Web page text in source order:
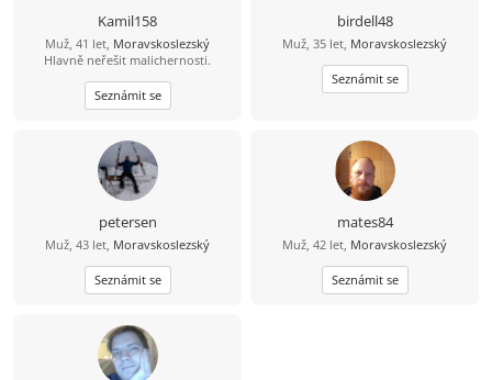
Kamil158
Muž, 41 let, Moravskoslezský
Hlavně neřešit malichernosti.
Seznámit se
birdell48
Muž, 35 let, Moravskoslezský
Seznámit se
petersen
Muž, 43 let, Moravskoslezský
Seznámit se
mates84
Muž, 42 let, Moravskoslezský
Seznámit se